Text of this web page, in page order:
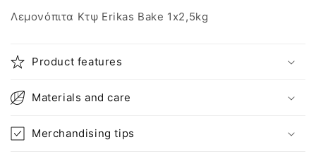
Λεμονόπιτα Κτψ Erikas Bake 1x2,5kg
Product features
Materials and care
Merchandising tips